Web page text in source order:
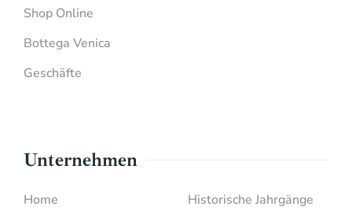
Shop Online
Bottega Venica
Geschäfte
Unternehmen
Home
Historische Jahrgänge